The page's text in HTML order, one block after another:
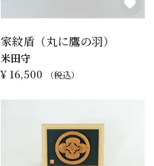
家紋盾（丸に鷹の羽）
¥ 16,500 税込
米田守